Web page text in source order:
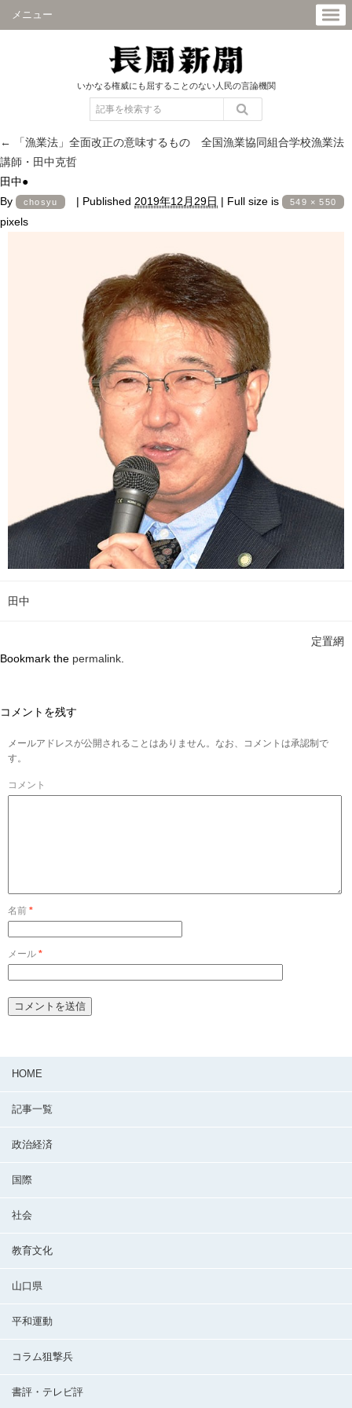
メニュー
いかなる権威にも屈することのない人民の言論機関
←
「漁業法」全面改正の意味するもの 全国漁業協同組合学校漁業法
講師・田中克哲
田中●
By
chosyu | Published 2019年12月29日 | Full size is 549 × 550
pixels
田中
定置網
Bookmark the permalink
コメントを残す
メールアドレスが公開されることはありません。なお、コメントは承認制で
す。
コメント
名前 *
メール *
HOME
記事一覧
政治経済
国際
社会
教育文化
山口県
平和運動
コラム狙撃兵
書評・テレビ評